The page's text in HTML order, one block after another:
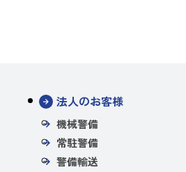
法人のお客様
機械警備
常駐警備
警備輸送